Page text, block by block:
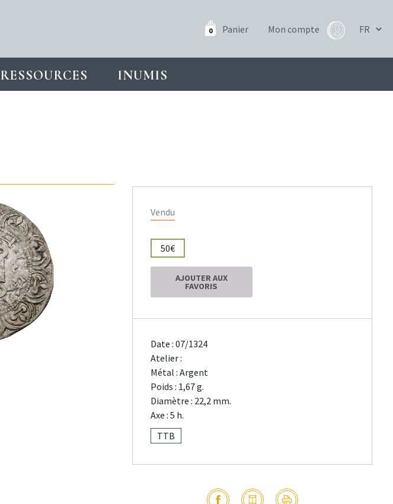
0 Panier Mon compte
RESSOURCES INUMIS
Vendu
50€
AJOUTER AUX
FAVORIS
Date : 07/1324
Atelier :
Métal : Argent
Poids : 1,67 g.
Diamètre : 22,2 mm.
Axe : 5 h.
TTB